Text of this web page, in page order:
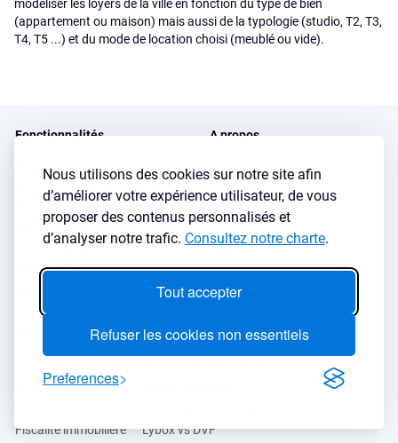
Nous utilisons des cookies sur notre site afin
d’améliorer votre expérience utilisateur, de vous
proposer des contenus personnalisés et
d’analyser notre trafic. Consultez notre charte.
Tout accepter
Refuser les cookies non essentiels
Preferences
modéliser les loyers de la ville en fonction du type de bien
(appartement ou maison) mais aussi de la typologie (studio, T2, T3,
T4, T5 ...) et du mode de location choisi (meublé ou vide).
Fonctionnalités
Extension navigateur
Simulateur d’investissement
Moteur de recherche immobilier
Analyse de ville
Blog investissement
A propos
Programme ambassadeur
Avis client
Podcasts et Interviews
Presse
Guide immobilier
Fiscalité immobilière
Lybox vs DVF